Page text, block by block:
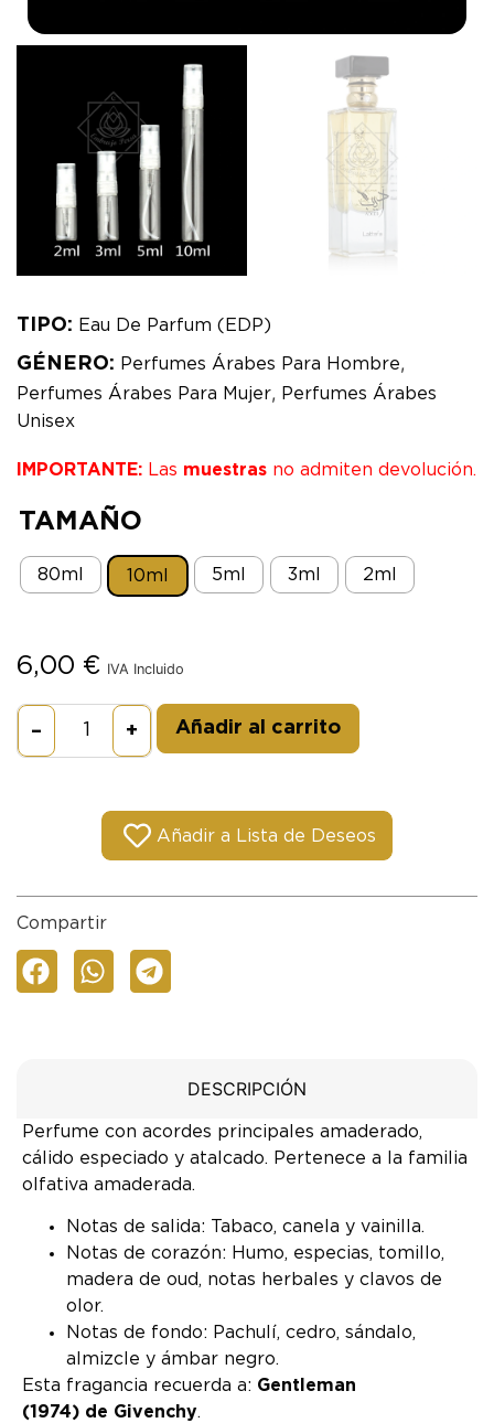
TIPO: Eau De Parfum (EDP)
GÉNERO: Perfumes Árabes Para Hombre,
Perfumes Árabes Para Mujer, Perfumes Árabes
Unisex
IMPORTANTE: Las muestras no admiten devolución.
TAMAÑO
80ml 10ml 5ml 3ml 2ml
6,00 € IVA Incluido
– + Añadir al carrito
Añadir a Lista de Deseos
Compartir
DESCRIPCIÓN
Perfume con acordes principales amaderado,
cálido especiado y atalcado. Pertenece a la familia
olfativa amaderada.
Notas de salida: Tabaco, canela y vainilla.
Notas de corazón: Humo, especias, tomillo,
madera de oud, notas herbales y clavos de
olor.
Notas de fondo: Pachulí, cedro, sándalo,
almizcle y ámbar negro.
Esta fragancia recuerda a: Gentleman
(1974) de Givenchy.